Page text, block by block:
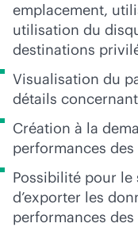
emplacement,
utilisation du
destinations
Visualisation du
détails
Création à la
performances
Possibilité pour
d’exporter les
performances